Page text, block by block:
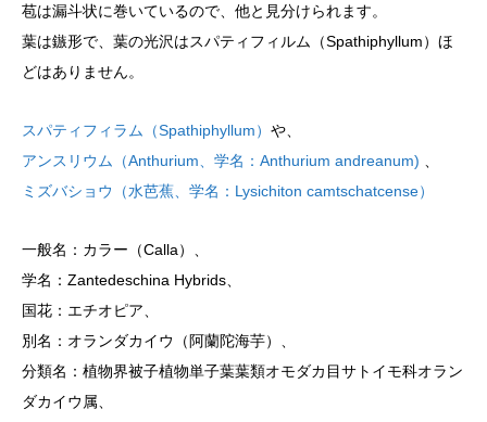
苞は漏斗状に巻いているので、他と見分けられます。
葉は鏃形で、葉の光沢はスパティフィルム（Spathiphyllum）ほ
どはありません。
スパティフィラム（Spathiphyllum） や、
アンスリウム（Anthurium、学名：Anthurium andreanum)
ミズバショウ（水芭蕉、学名：Lysichiton camtschatcense）
一般名：カラー（Calla）、
学名：Zantedeschina Hybrids、
国花：エチオピア、
別名：オランダカイウ（阿蘭陀海芋）、
分類名：植物界被子植物単子葉葉類オモダカ目サトイモ科オラン
ダカイウ属、